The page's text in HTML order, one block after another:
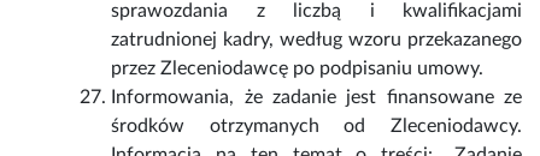
sprawozdania z liczbą i kwalifikacjami
zatrudnionej kadry, według wzoru przekazanego
przez Zleceniodawcę po podpisaniu umowy.
Informowania, że zadanie jest finansowane ze
środków otrzymanych od Zleceniodawcy.